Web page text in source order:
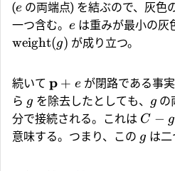
(e の両端点) を結ぶので、灰色
一つ含む。 e は重みが最小の灰
weight(g) が成り立つ。
続いて p + e が閉路である事
ら g を除去したとしても、 g の
分で接続される。これは C − g
意味する。つまり、この g は二